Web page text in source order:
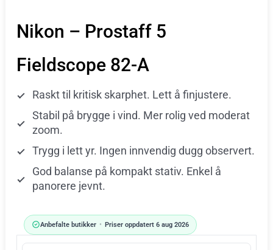
Nikon – Prostaff 5
Fieldscope 82-A
Raskt til kritisk skarphet. Lett å finjustere.
Stabil på brygge i vind. Mer rolig ved moderat
zoom.
Trygg i lett yr. Ingen innvendig dugg observert.
God balanse på kompakt stativ. Enkel å
panorere jevnt.
Anbefalte butikker • Priser oppdatert 6 aug 2026